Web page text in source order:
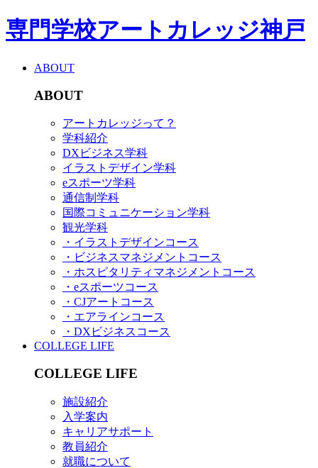
専門学校アートカレッジ神戸
ABOUT
ABOUT
アートカレッジって？
学科紹介
DXビジネス学科
イラストデザイン学科
eスポーツ学科
通信制学科
国際コミュニケーション学科
観光学科
・イラストデザインコース
・ビジネスマネジメントコース
・ホスピタリティマネジメントコース
・eスポーツコース
・CJアートコース
・エアラインコース
・DXビジネスコース
COLLEGE LIFE
COLLEGE LIFE
施設紹介
入学案内
キャリアサポート
教員紹介
就職について